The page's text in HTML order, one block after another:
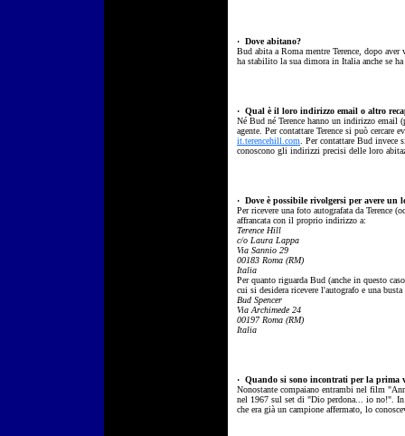
· Dove abitano?
Bud abita a Roma mentre Terence, dopo
ha stabilito la sua dimora in Italia anche se
· Qual è il loro indirizzo email o altro
Né Bud né Terence hanno un indirizzo email
agente. Per contattare Terence si può
it.terencehill.com . Per contattare Bud
conoscono gli indirizzi precisi delle loro
· Dove è possibile rivolgersi per avere un
Per ricevere una foto autografata da Terence
affrancata con il proprio indirizzo a:
Terence Hill
c/o Laura Lappa
Via Sannio 29
00183 Roma (RM)
Italia
Per quanto riguarda Bud (anche in questo
cui si desidera ricevere l'autografo e una busta
Bud Spencer
Via Archimede 24
00197 Roma (RM)
Italia
· Quando si sono incontrati per la prima
Nonostante compaiano entrambi nel film
nel 1967 sul set di "Dio perdona... io no!". In
che era già un campione affermato, lo